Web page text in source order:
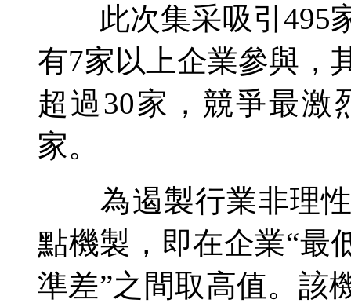
此次集采吸引495家
有7家以上企業參與，
超過30家，競爭最激
家。
為遏製行業非理性
點機製，即在企業“最
準差”之間取高值。該